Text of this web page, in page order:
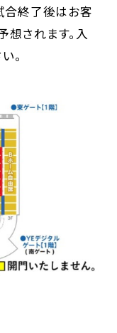
合終了後はお客
想されます。入
。